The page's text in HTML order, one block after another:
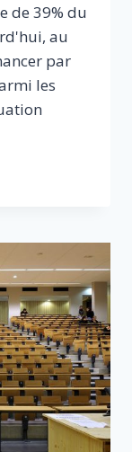
de 39% du
au
par
les